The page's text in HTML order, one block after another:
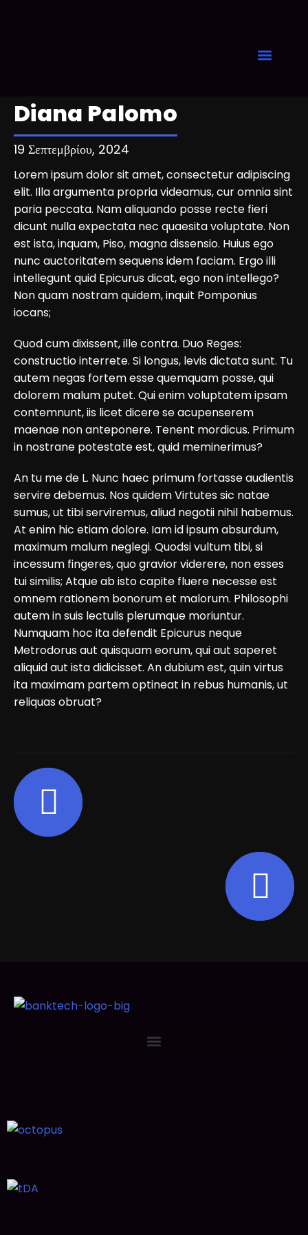
Diana Palomo
19 Σεπτεμβρίου, 2024
Lorem ipsum dolor sit amet, consectetur adipiscing
elit. Illa argumenta propria videamus, cur omnia sint
paria peccata. Nam aliquando posse recte fieri
dicunt nulla expectata nec quaesita voluptate. Non
est ista, inquam, Piso, magna dissensio. Huius ego
nunc auctoritatem sequens idem faciam. Ergo illi
intellegunt quid Epicurus dicat, ego non intellego?
Non quam nostram quidem, inquit Pomponius
iocans;
Quod cum dixissent, ille contra. Duo Reges:
constructio interrete. Si longus, levis dictata sunt. Tu
autem negas fortem esse quemquam posse, qui
dolorem malum putet. Qui enim voluptatem ipsam
contemnunt, iis licet dicere se acupenserem
maenae non anteponere. Tenent mordicus. Primum
in nostrane potestate est, quid meminerimus?
An tu me de L. Nunc haec primum fortasse audientis
servire debemus. Nos quidem Virtutes sic natae
sumus, ut tibi serviremus, aliud negotii nihil habemus.
At enim hic etiam dolore. Iam id ipsum absurdum,
maximum malum neglegi. Quodsi vultum tibi, si
incessum fingeres, quo gravior viderere, non esses
tui similis; Atque ab isto capite fluere necesse est
omnem rationem bonorum et malorum. Philosophi
autem in suis lectulis plerumque moriuntur.
Numquam hoc ita defendit Epicurus neque
Metrodorus aut quisquam eorum, qui aut saperet
aliquid aut ista didicisset. An dubium est, quin virtus
ita maximam partem optineat in rebus humanis, ut
reliquas obruat?